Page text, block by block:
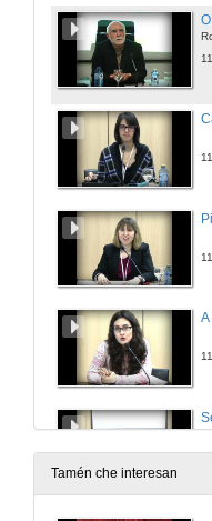
Tamén che interesan